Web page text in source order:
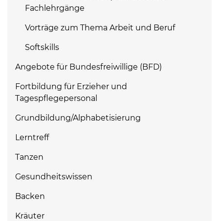
Fachlehrgänge
Vorträge zum Thema Arbeit und Beruf
Softskills
Angebote für Bundesfreiwillige (BFD)
Fortbildung für Erzieher und
Tagespflegepersonal
Grundbildung/Alphabetisierung
Lerntreff
Tanzen
Gesundheitswissen
Backen
Kräuter